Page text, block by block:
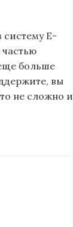
систему E-
больше
вы
не сложно и